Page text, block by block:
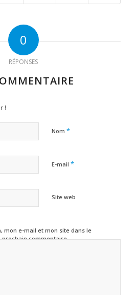
0
RÉPONSES
!
Nom *
E-mail *
Site web
mon e-mail et mon site dans le
commentaire.